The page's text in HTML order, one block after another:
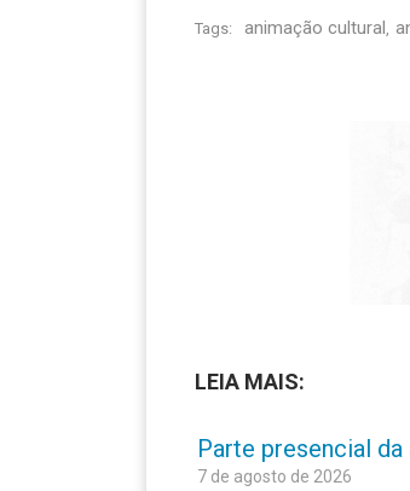
Tags: animação cultural,
LEIA MAIS:
Parte presencial
7 de agosto de 2026